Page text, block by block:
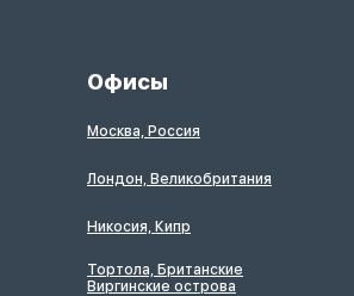
Офисы
Москва, Россия
Лондон, Великобритания
Никосия, Кипр
Тортола, Британские
Виргинские острова